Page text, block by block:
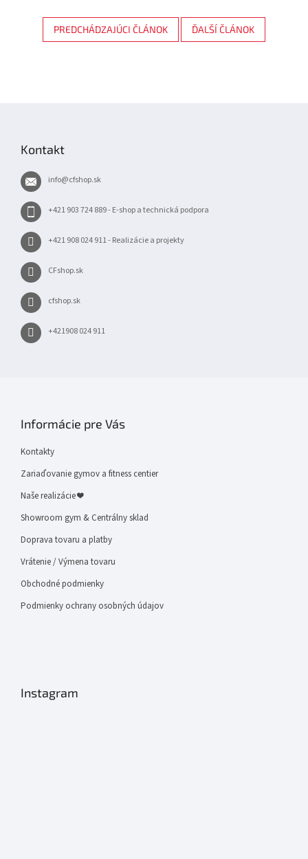
PREDCHÁDZAJÚCI ČLÁNOK ĎALŠÍ ČLÁNOK
Kontakt
info@cfshop.sk
+421 903 724 889 - E-shop a technická podpora
+421 908 024 911 - Realizácie a projekty
CFshop.sk
cfshop.sk
+421908 024 911
Informácie pre Vás
Kontakty
Zariaďovanie gymov a fitness centier
Naše realizácie ❤
Showroom gym & Centrálny sklad
Doprava tovaru a platby
Vrátenie / Výmena tovaru
Obchodné podmienky
Podmienky ochrany osobných údajov
Instagram